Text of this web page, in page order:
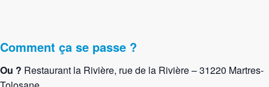
Comment ça se passe ?
Ou ? Restaurant la Rivière, rue de la Rivière – 31220 Martres-